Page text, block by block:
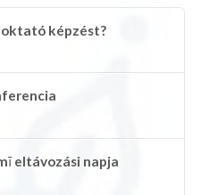
képzést?
eltávozási napja